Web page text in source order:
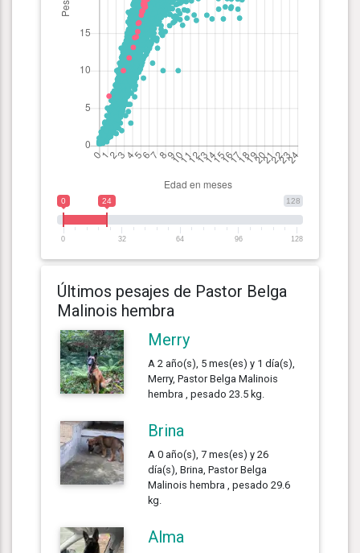
128
0 24
0 32 64 96 128
Últimos pesajes de Pastor Belga
Malinois hembra
Merry
A 2 año(s), 5 mes(es) y 1 día(s),
Merry, Pastor Belga Malinois
hembra , pesado 23.5 kg.
Brina
A 0 año(s), 7 mes(es) y 26
día(s), Brina, Pastor Belga
Malinois hembra , pesado 29.6
kg.
Alma